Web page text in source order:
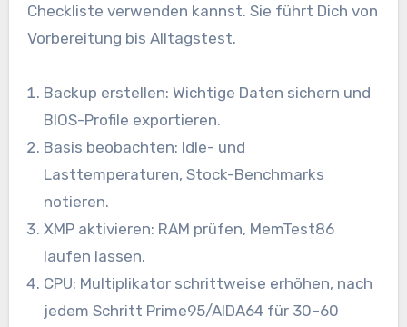
Checkliste verwenden kannst. Sie führt Dich von
Vorbereitung bis Alltagstest.
Backup erstellen: Wichtige Daten sichern und
BIOS-Profile exportieren.
Basis beobachten: Idle- und
Lasttemperaturen, Stock-Benchmarks
notieren.
XMP aktivieren: RAM prüfen, MemTest86
laufen lassen.
CPU: Multiplikator schrittweise erhöhen, nach
jedem Schritt Prime95/AIDA64 für 30–60